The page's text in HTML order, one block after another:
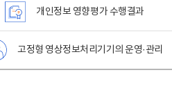
개인정보 영향평가 수행결과
고정형 영상정보처리기기의 운영·관리